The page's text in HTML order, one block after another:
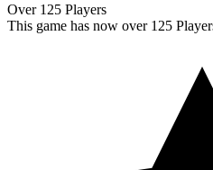
Over 125 Players
This game has now over 125